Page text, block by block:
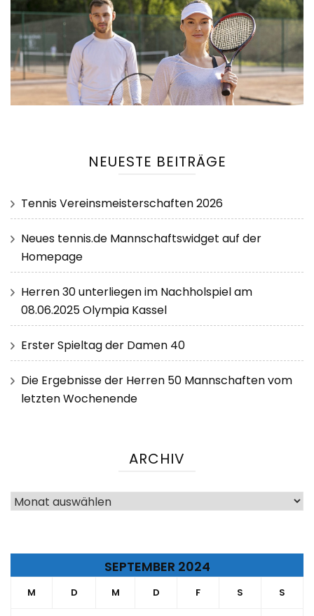
NEUESTE BEITRÄGE
Tennis Vereinsmeisterschaften 2026
Neues tennis.de Mannschaftswidget auf der
Homepage
Herren 30 unterliegen im Nachholspiel am
08.06.2025 Olympia Kassel
Erster Spieltag der Damen 40
Die Ergebnisse der Herren 50 Mannschaften vom
letzten Wochenende
ARCHIV
Archiv
SEPTEMBER 2024
M D M D F S S